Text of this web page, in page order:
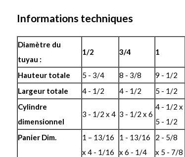
Informations techniques
Diamètre du
tuyau :
1/2 3/4 1
Hauteur totale 5 - 3/4 8 - 3/8 9 - 1/2
Largeur totale
4 - 1/2 4 - 1/2 5 - 1/2
Cylindre
dimensionnel
3 - 1/2 x 4 3 - 1/2 x 6
4 - 1/2 x
5 - 1/2
Panier Dim.
1 – 13/16
x 4 - 1/16
1 - 13/16
x 6 - 1/4
2 - 5/8
x 5 - 7/8